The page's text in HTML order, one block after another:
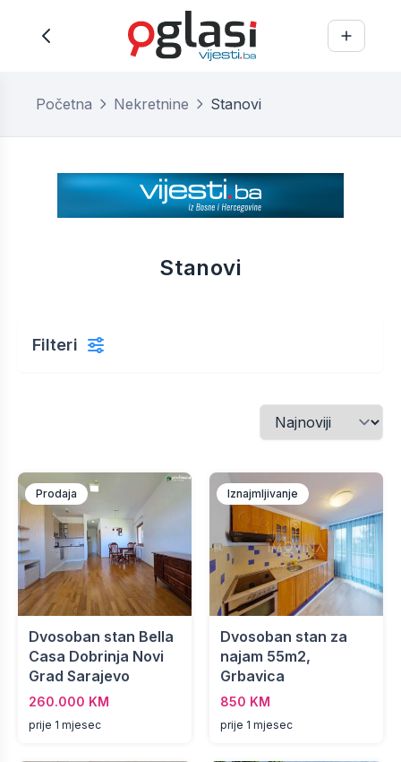
Početna Nekretnine Stanovi
Stanovi
Filteri
Prodaja
Dvosoban stan Bella
Casa Dobrinja Novi
Grad Sarajevo
260.000 KM
prije 1 mjesec
Iznajmljivanje
Dvosoban stan za
najam 55m2,
Grbavica
850 KM
prije 1 mjesec